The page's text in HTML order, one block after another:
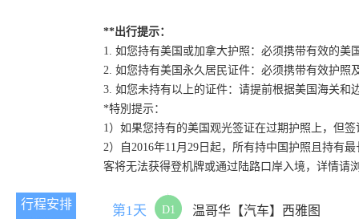
**出行提示：
1. 如您持有美国或加拿大护照：必须携带有效的美
2. 如您持有美国永久居民证件：必须携带有效护
3. 如您未持有以上的证件：请提前根据美国海关和
*特別提示：
1）如果您持有的美国观光签证在过期护照上，但
2）自2016年11月29日起，所有持中国护照且持有
客将无法获得登机牌或通过陆路口岸入境，详情请
行程安排 第1天 D1 温哥华【汽车】西雅图